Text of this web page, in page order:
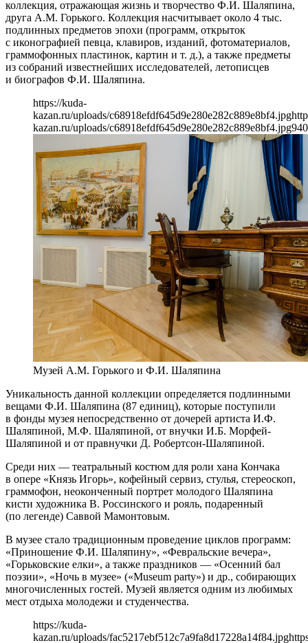
коллекция, отражающая жизнь и творчество Ф.И. Шаляпина,
друга А.М. Горького. Коллекция насчитывает около 4 тыс.
подлинных предметов эпохи (программ, открыток
с иконографией певца, клавиров, изданий, фотоматериалов,
граммофонных пластинок, картин и т. д.), а также предметы
из собраний известнейших исследователей, летописцев
и биографов Ф.И. Шаляпина.
https://kuda-
kazan.ru/uploads/c68918efdf645d9e280e282c889e8bf4.jpg
kazan.ru/uploads/c68918efdf645d9e280e282c889e8bf4.jpg940
Музей А.М. Горького и Ф.И. Шаляпина
Уникальность данной коллекции определяется подлинными
вещами Ф.И. Шаляпина (87 единиц), которые поступили
в фонды музея непосредственно от дочерей артиста И.Ф.
Шаляпиной, М.Ф. Шаляпиной, от внучки И.Б. Морфей-
Шаляпиной и от правнучки Д. Робертсон-Шаляпиной.
Среди них — театральный костюм для роли хана Кончака
в опере «Князь Игорь», кофейный сервиз, стулья, стереоскоп,
граммофон, неоконченный портрет молодого Шаляпина
кисти художника В. Россинского и рояль, подаренный
(по легенде) Саввой Мамонтовым.
В музее стало традиционным проведение циклов программ:
«Приношение Ф.И. Шаляпину», «Февральские вечера»,
«Горьковские елки», а также праздников — «Осенний бал
поэзии», «Ночь в музее» («Museum party») и др., собирающих
многочисленных гостей. Музей является одним из любимых
мест отдыха молодежи и студенчества.
https://kuda-
kazan.ru/uploads/fac5217ebf512c7a9fa8d17228a14f84.jpg